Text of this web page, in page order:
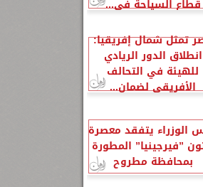
قطاع السياحة في...
تمثل شمال إفريقيا:
انطلاق الدور الريادي
للهيئة في التحالف
الأفريقي لضمان...
الوزراء يتفقد معصرة
”فيرجينيا” المطورة
بمحافظة مطروح